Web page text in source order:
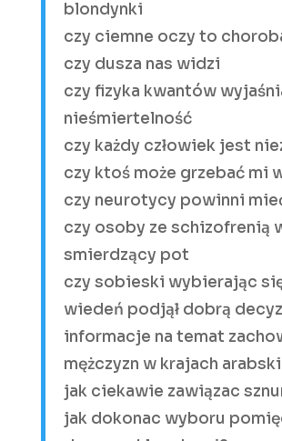
blondynki
czy ciemne oczy to
czy dusza nas widzi
czy fizyka kwantów
nieśmiertelność
czy każdy człowiek jest
czy ktoś może grzebać mi
czy neurotycy powinni
czy osoby ze schizofrenią
smierdzący pot
czy sobieski wybierając
wiedeń podjął dobrą
informacje na temat
mężczyzn w krajach
jak ciekawie zawiązac
jak dokonac wyboru